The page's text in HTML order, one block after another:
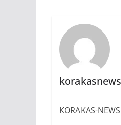
korakasnews
KORAKAS-